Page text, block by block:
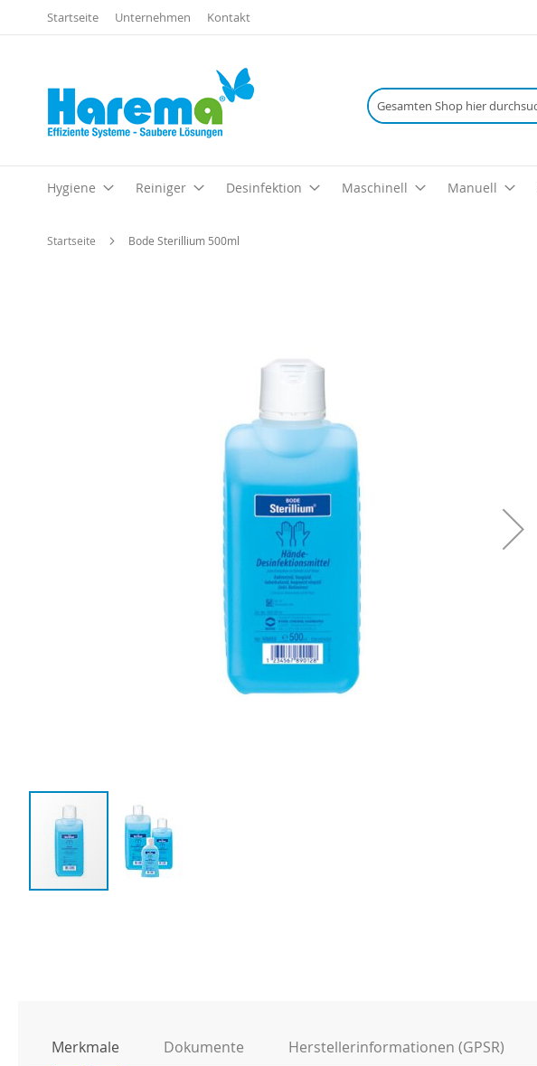
Startseite Unternehmen Kontakt
Hygiene Reiniger Desinfektion Maschinell Manuell
Startseite Bode Sterillium 500ml
Merkmale Dokumente Herstellerinformationen (GPSR)